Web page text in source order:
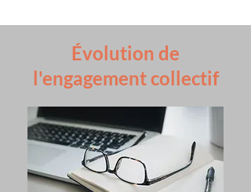
Évolution de
l'engagement collectif